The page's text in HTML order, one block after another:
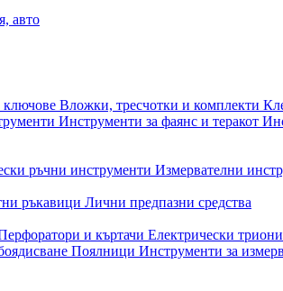
авто
Вложки, тресчотки и комплекти
Инструменти за фаянс и теракот
ръчни инструменти Измервателни
ръкавици Лични предпазни средства
и къртачи Електрически триони
Поялници Инструменти за